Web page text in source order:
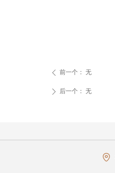
ꄴ 前一个： 无
ꄲ 后一个： 无